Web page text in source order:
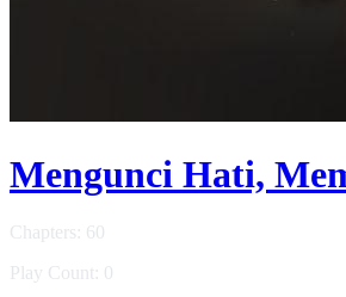
Mengunci Hati,
Chapters: 60
Play Count: 0